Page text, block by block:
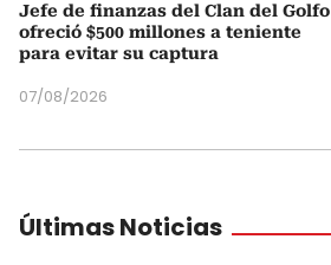
Jefe de finanzas del Clan del Golfo
ofreció $500 millones a teniente
para evitar su captura
07/08/2026
Últimas Noticias